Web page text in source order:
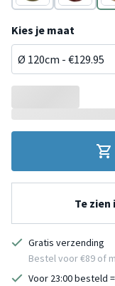
Groen Rood
Kies je maat
Te zien
Gratis verzending
Bestel voor €89 of
Voor 23:00 besteld